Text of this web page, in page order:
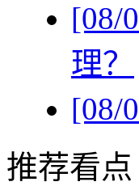
[08/
理？
[08/
推荐看点